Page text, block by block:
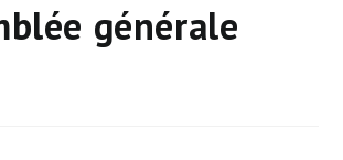
générale